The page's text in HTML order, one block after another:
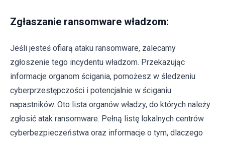
Zgłaszanie ransomware władzom:
Jeśli jesteś ofiarą ataku ransomware, zalecamy
zgłoszenie tego incydentu władzom. Przekazując
informacje organom ścigania, pomożesz w śledzeniu
cyberprzestępczości i potencjalnie w ściganiu
napastników. Oto lista organów władzy, do których należy
zgłosić atak ransomware. Pełną listę lokalnych centrów
cyberbezpieczeństwa oraz informacje o tym, dlaczego